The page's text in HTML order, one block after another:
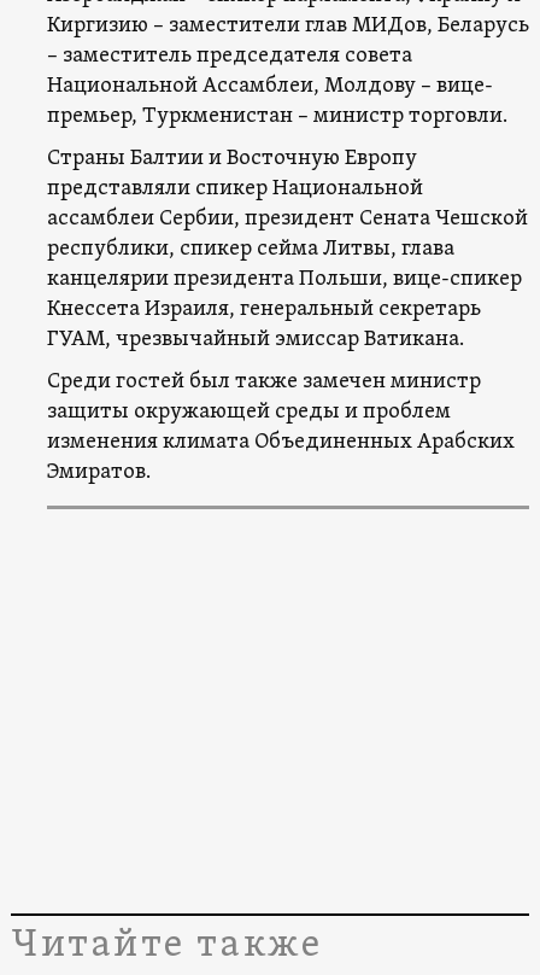
Киргизию – заместители глав МИДов, Беларусь
– заместитель председателя совета
Национальной Ассамблеи, Молдову – вице-
премьер, Туркменистан – министр торговли.
Страны Балтии и Восточную Европу
представляли спикер Национальной
ассамблеи Сербии, президент Сената Чешской
республики, спикер сейма Литвы, глава
канцелярии президента Польши, вице-спикер
Кнессета Израиля, генеральный секретарь
ГУАМ, чрезвычайный эмиссар Ватикана.
Среди гостей был также замечен министр
защиты окружающей среды и проблем
изменения климата Объединенных Арабских
Эмиратов.
Читайте также